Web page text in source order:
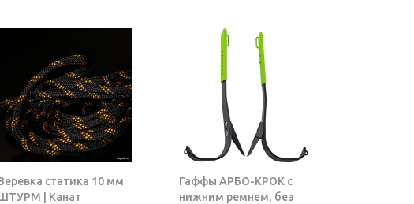
статика 10 мм
| Канат
Гаффы АРБО-КРОК с
нижним ремнем, без